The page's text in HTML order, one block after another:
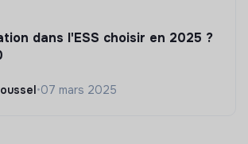
dans l'ESS choisir en 2025 ?
•07 mars 2025